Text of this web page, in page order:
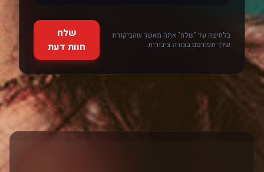
בלחיצה על "שלח" אתה מאשר שהביקורת
שלך תפורסם בצורה ציבורית.
שלח
חוות דעת